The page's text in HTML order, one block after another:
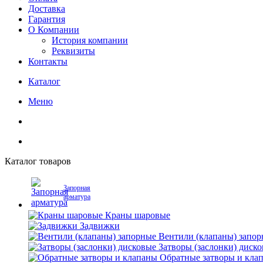
Доставка
Гарантия
О Компании
История компании
Реквизиты
Контакты
Каталог
Меню
Каталог товаров
Запорная
арматура
Краны шаровые
Задвижки
Вентили (клапаны)
Затворы (заслонки)
Обратные затворы и